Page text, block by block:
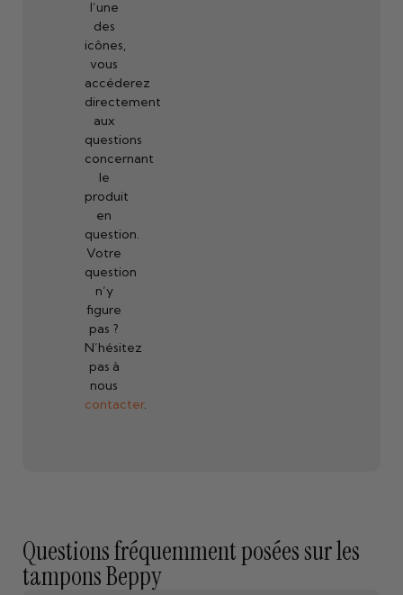
l’une
des
icônes,
vous
accéderez
directement
aux
questions
concernant
le
produit
en
question.
Votre
question
n’y
figure
pas ?
N’hésitez
pas à
nous
contacter.
Questions fréquemment posées sur les
tampons Beppy